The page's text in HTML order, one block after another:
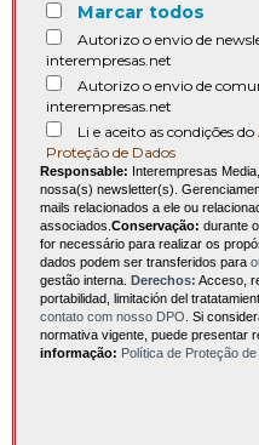
Marcar todos
Autorizo o envio de
interempresas.net
Autorizo o envio de
interempresas.net
Li e aceito as condições do
Proteção de Dados
Responsable: Interempresas
nossa(s) newsletter(s).
mails relacionados a ele ou
associados. Conservação: durante
for necessário para realizar os
dados podem ser transferidos para
gestão interna. Derechos: Acceso,
portabilidad, limitación del
contato com nosso DPO . Si
normativa vigente, puede presentar
informação: Política de Proteção